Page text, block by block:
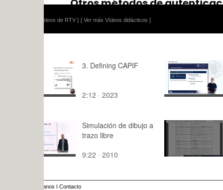
[ Ver más Vídeos didácticos ]
3. Defining CAPIF
2:12 · 2023
análisis
con eLamX
6:05 · 2020
Simulación de dibujo a
trazo libre
9:22 · 2010
Ejercicios
7:39 · 2022